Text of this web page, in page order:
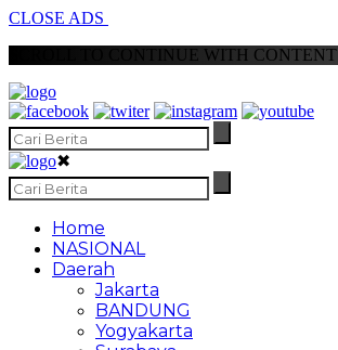
CLOSE ADS
SCROLL TO CONTINUE WITH CONTENT
✖
Home
NASIONAL
Daerah
Jakarta
BANDUNG
Yogyakarta